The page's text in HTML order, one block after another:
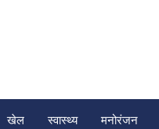
खेल स्वास्थ्य मनोरंजन